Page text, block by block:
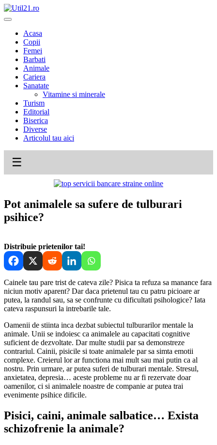
Skip
to
Acasa
Copii
Femei
Barbati
Animale
Cariera
Sanatate
Vitamine si minerale
Turism
Editorial
Biserica
Diverse
Articolul tau aici
☰
Pot animalele sa sufere de tulburari
psihice?
Distribuie prietenilor tai!
Cainele tau pare trist de cateva zile? Pisica ta refuza sa manance fara
niciun motiv aparent? Dar daca prietenul tau cu patru picioare ar
putea, la randul sau, sa se confrunte cu dificultati psihologice? Iata
cateva raspunsuri la intrebarile tale.
Oamenii de stiinta inca dezbat subiectul tulburarilor mentale la
animale. Unii se indoiesc ca animalele au capacitati cognitive
suficient de dezvoltate. Dar multe studii par sa demonstreze
contrariul. Cainii, pisicile si toate animalele par sa simta emotii
complexe. Creierul lor ar functiona mai mult sau mai putin ca al
nostru. Prin urmare, ar putea suferi de tulburari mentale. Stresul,
anxietatea, depresia… aceste probleme nu ar fi rezervate doar
oamenilor, ci si animalele noastre de companie ar putea trai
evenimente psihice dificile.
Pisici, caini, animale salbatice… Exista
schizofrenie la animale?